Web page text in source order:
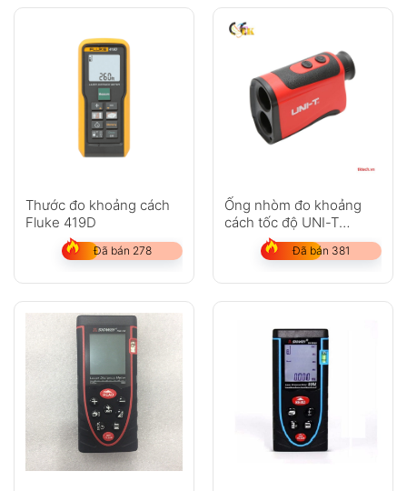
Thước đo khoảng cách
Fluke 419D
Đã bán 278
Ống nhòm đo khoảng
cách tốc độ UNI-T
LM600
Đã bán 381